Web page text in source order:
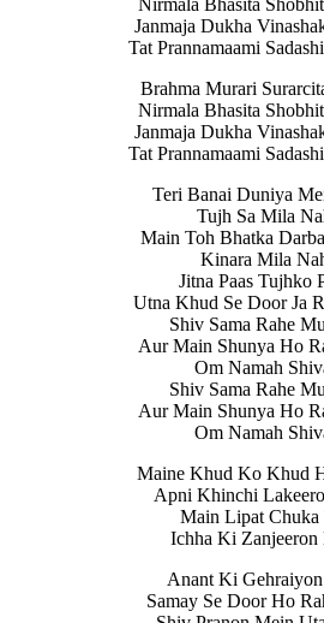
Janmaja Dukha
Tat Prannamaami
Brahma Murari
Nirmala Bhasita
Janmaja Dukha
Tat Prannamaami
Teri Banai Duniya
Tujh Sa Mila
Main Toh Bhatka
Kinara Mila
Jitna Paas Tujhko
Utna Khud Se Door Ja
Shiv Sama Rahe
Aur Main Shunya Ho
Om Namah
Shiv Sama Rahe
Aur Main Shunya Ho
Om Namah
Maine Khud Ko Khud
Apni Khinchi
Main Lipat Chuka
Ichha Ki Zanjeeron
Anant Ki
Samay Se Door Ho